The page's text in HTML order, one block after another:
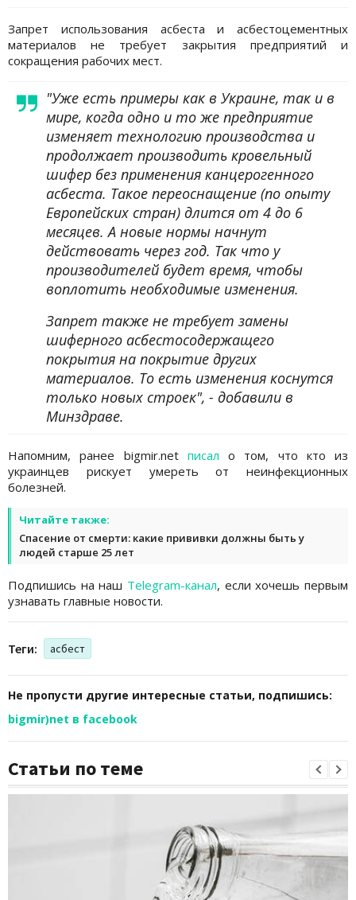
Запрет использования асбеста и асбестоцементных
материалов не требует закрытия предприятий и
сокращения рабочих мест.
"Уже есть примеры как в Украине, так и в
мире, когда одно и то же предприятие
изменяет технологию производства и
продолжает производить кровельный
шифер без применения канцерогенного
асбеста. Такое переоснащение (по опыту
Европейских стран) длится от 4 до 6
месяцев. А новые нормы начнут
действовать через год. Так что у
производителей будет время, чтобы
воплотить необходимые изменения.
Запрет также не требует замены
шиферного асбестосодержащего
покрытия на покрытие других
материалов. То есть изменения коснутся
только новых строек", - добавили в
Минздраве.
Напомним, ранее bigmir.net писал о том, что кто из
украинцев рискует умереть от неинфекционных
болезней.
Читайте также:
Спасение от смерти: какие прививки должны быть у
людей старше 25 лет
Подпишись на наш Telegram-канал, если хочешь первым
узнавать главные новости.
Теги: асбест
Не пропусти другие интересные статьи, подпишись:
bigmir)net в facebook
Статьи по теме